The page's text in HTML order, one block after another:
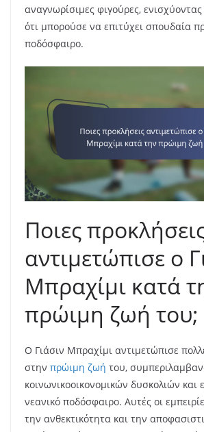
αναγνωρίσιμες φιγούρες,
ότι μπορούσε να επιτύχει σπουδαία
ποδόσφαιρο.
Ποιες
αντιμετώπισε ο
Μπραχίμι κατά
πρώιμη ζωή του;
Ο Γιάσιν Μπραχίμι αντιμετώπισε
στην πρώιμη ζωή του,
κοινωνικοοικονομικών δυσκολιών και
νεανικό ποδόσφαιρο. Αυτές οι
την ανθεκτικότητα και την